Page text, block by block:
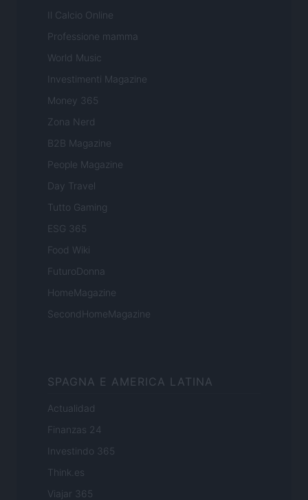
Il Calcio Online
Professione mamma
World Music
Investimenti Magazine
Money 365
Zona Nerd
B2B Magazine
People Magazine
Day Travel
Tutto Gaming
ESG 365
Food Wiki
FuturoDonna
HomeMagazine
SecondHomeMagazine
SPAGNA E AMERICA LATINA
Actualidad
Finanzas 24
Investindo 365
Think.es
Viajar 365